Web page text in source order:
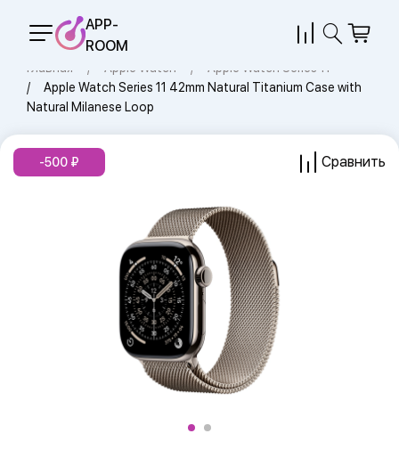
APP-
ROOM
Главная Apple Watch
Apple Watch Series 11
Apple Watch Series 11 42mm Natural Titanium Case with
Natural Milanese Loop
-500 Сравнить